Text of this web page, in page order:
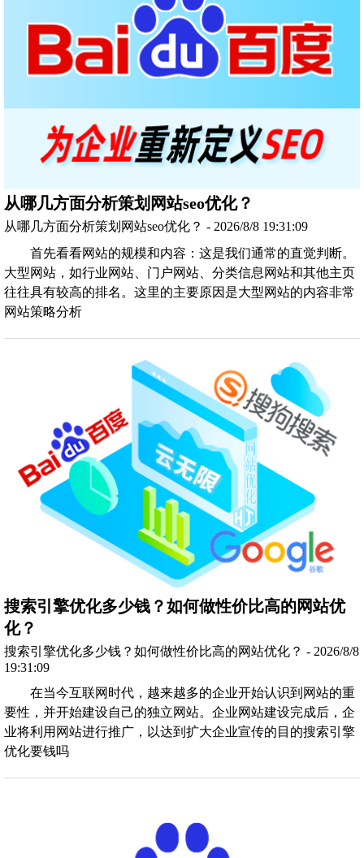
从哪几方面分析策划网站seo优化？
从哪几方面分析策划网站seo优化？ - 2026/8/8 19:31:09
首先看看网站的规模和内容：这是我们通常的直觉判断。
大型网站，如行业网站、门户网站、分类信息网站和其他主页
往往具有较高的排名。这里的主要原因是大型网站的内容非常
网站策略分析
搜索引擎优化多少钱？如何做性价比高的网站优
化？
搜索引擎优化多少钱？如何做性价比高的网站优化？ - 2026/8/8
19:31:09
在当今互联网时代，越来越多的企业开始认识到网站的重
要性，并开始建设自己的独立网站。企业网站建设完成后，企
业将利用网站进行推广，以达到扩大企业宣传的目的搜索引擎
优化要钱吗